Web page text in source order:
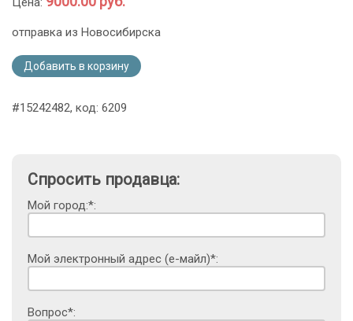
отправка из Новосибирска
Добавить в корзину
#15242482, код: 6209
Спросить продавца:
Мой город:*:
Мой электронный адрес (е-майл)*:
Вопрос*: